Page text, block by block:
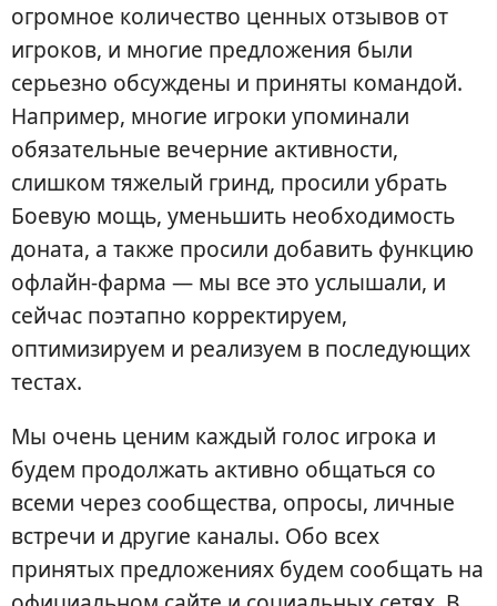
огромное количество ценных отзывов от
игроков, и многие предложения были
серьезно обсуждены и приняты командой.
Например, многие игроки упоминали
обязательные вечерние активности,
слишком тяжелый гринд, просили убрать
Боевую мощь, уменьшить необходимость
доната, а также просили добавить функцию
офлайн-фарма — мы все это услышали, и
сейчас поэтапно корректируем,
оптимизируем и реализуем в последующих
тестах.
Мы очень ценим каждый голос игрока и
будем продолжать активно общаться со
всеми через сообщества, опросы, личные
встречи и другие каналы. Обо всех
принятых предложениях будем сообщать на